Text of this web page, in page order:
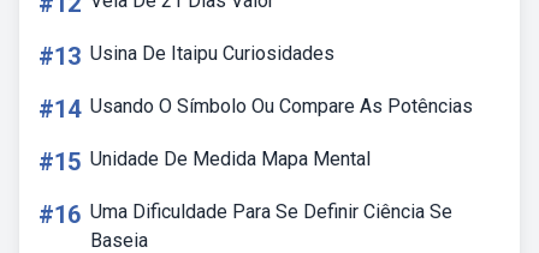
#13 Usina De Itaipu Curiosidades
#14 Usando O Símbolo Ou Compare As Potências
#15 Unidade De Medida Mapa Mental
#16 Uma Dificuldade Para Se Definir Ciência Se
Baseia